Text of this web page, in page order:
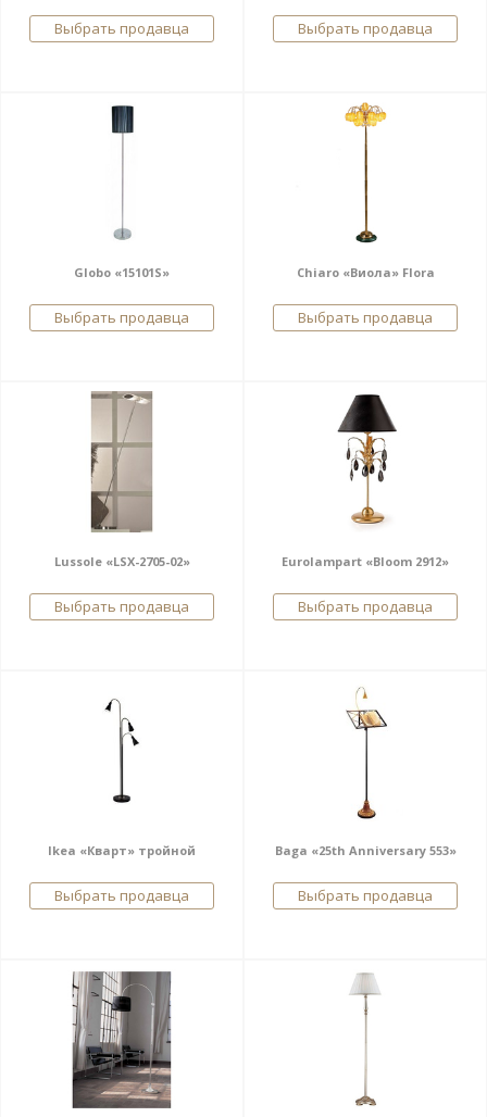
Выбрать продавца Выбрать продавца
Globo «15101S»
Выбрать продавца
Chiaro «Виола» Flora
Выбрать продавца
Lussole «LSX-2705-02»
Выбрать продавца
Eurolampart «Bloom 2912»
Выбрать продавца
Ikea «Кварт» тройной
Выбрать продавца
Baga «25th Anniversary 553»
Выбрать продавца